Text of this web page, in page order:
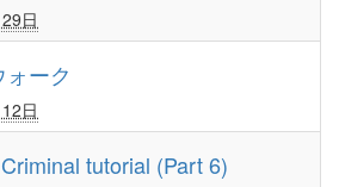
日
ーク
日
tutorial (Part 6)